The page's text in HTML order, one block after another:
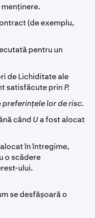
(de exemplu,
pentru un
de Lichiditate ale
satisfăcute prinP.
preferințele lor de risc.
când Ua fost alocat
în întregime,
o scădere
ului.
se desfășoară o